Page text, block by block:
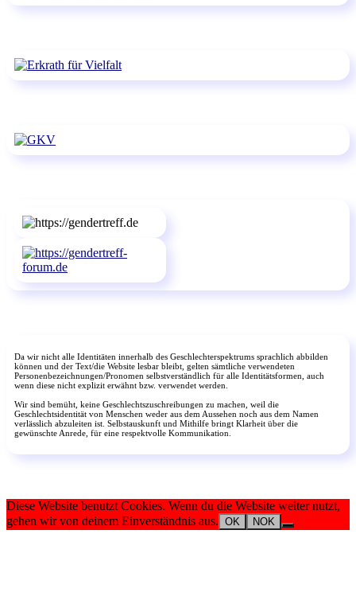
Da wir nicht alle Identitäten innerhalb des Geschlechterspektrums sprachlich abbilden
können und der Text/die Website lesbar bleibt, gelten sämtliche verwendeten
Personenbezeichnungen/Pronomen selbstverständlich für alle Identitätsformen, auch
wenn diese nicht explizit erwähnt bzw. verwendet werden.
Wir sind bemüht, keine Geschlechtszuschreibungen zu machen, weil die
Geschlechtsidentität von Menschen weder aus dem Aussehen noch aus dem Namen
verlässlich abzuleiten ist. Selbstauskunft und Mithilfe bringt Klarheit über die
gewünschte Anrede, für eine respektvolle Kommunikation.
Diese Website benutzt Cookies. Wenn du die Website weiter nutzt,
gehen wir von deinem Einverständnis aus. OK NOK